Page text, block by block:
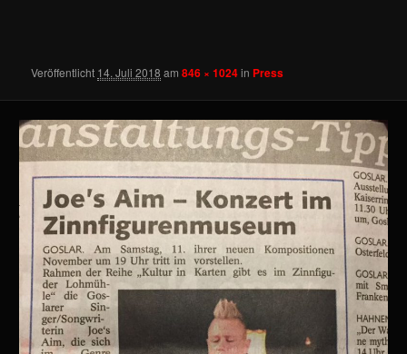
Veröffentlicht 14. Juli 2018 am846 × 1024in Press